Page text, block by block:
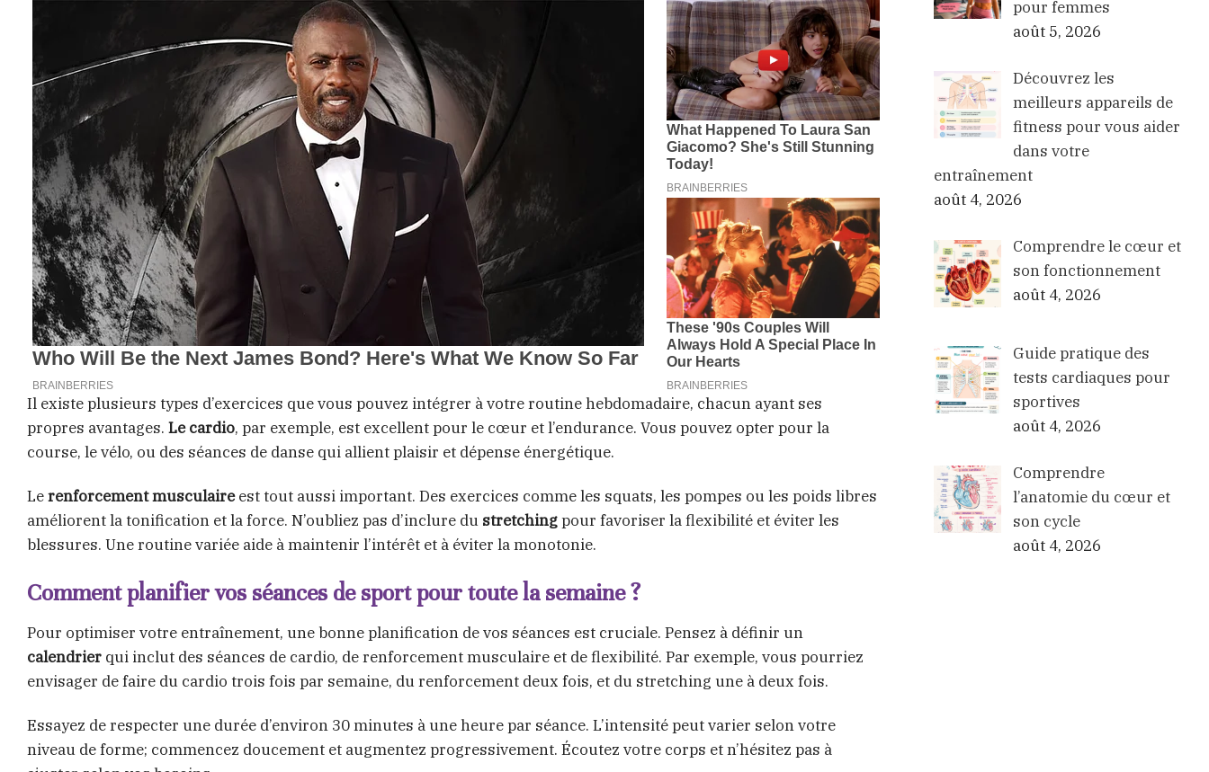
Il existe plusieurs types d’exercices que vous pouvez intégrer à votre routine hebdomadaire, chacun ayant ses
propres avantages. Le cardio, par exemple, est excellent pour le cœur et l’endurance. Vous pouvez opter pour la
course, le vélo, ou des séances de danse qui allient plaisir et dépense énergétique.
Lerenforcement musculaireest tout aussi important. Des exercices comme les squats, les pompes ou les poids libres
améliorent la tonification et la force. N’oubliez pas d’inclure du stretchingpour favoriser la flexibilité et éviter les
blessures. Une routine variée aide à maintenir l’intérêt et à éviter la monotonie.
Comment planifier vos séances de sport pour toute la semaine ?
Pour optimiser votre entraînement, une bonne planification de vos séances est cruciale. Pensez à définir un
calendrier qui inclut des séances de cardio, de renforcement musculaire et de flexibilité. Par exemple, vous pourriez
envisager de faire du cardio trois fois par semaine, du renforcement deux fois, et du stretching une à deux fois.
Essayez de respecter une durée d’environ 30 minutes à une heure par séance. L’intensité peut varier selon votre
niveau de forme; commencez doucement et augmentez progressivement. Écoutez votre corps et n’hésitez pas à
pour femmes
août 5, 2026
Découvrez les
meilleurs appareils de
fitness pour vous aider
dans votre
entraînement
août 4, 2026
Comprendre le cœur et
son fonctionnement
août 4, 2026
Guide pratique des
tests cardiaques pour
sportives
août 4, 2026
Comprendre
l’anatomie du cœur et
son cycle
août 4, 2026